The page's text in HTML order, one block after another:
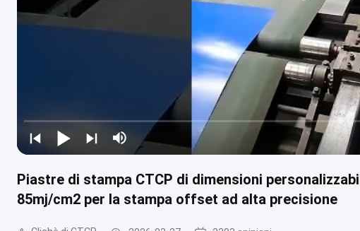
Piastre di stampa CTCP di dimensioni
85mj/cm2 per la stampa offset ad alta precisione